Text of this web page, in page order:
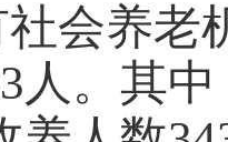
会养老
人。其